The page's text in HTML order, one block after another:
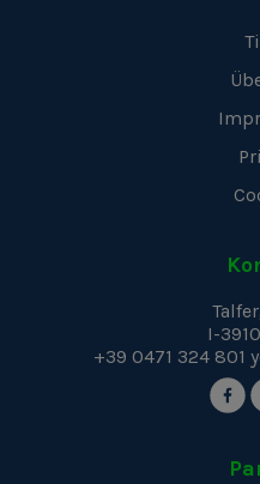
I-
+39 0471 324 801